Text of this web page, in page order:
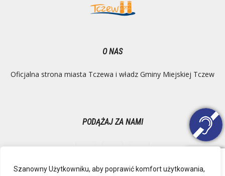
Szanowny Użytkowniku, aby poprawić komfort użytkowania,
O NAS
Oficjalna strona miasta Tczewa i władz Gminy Miejskiej Tczew
PODĄŻAJ ZA NAMI